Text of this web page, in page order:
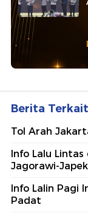
Berita Terkait
Tol Arah
Info Lalu
Jagorawi-
Info Lalin Pagi
Padat